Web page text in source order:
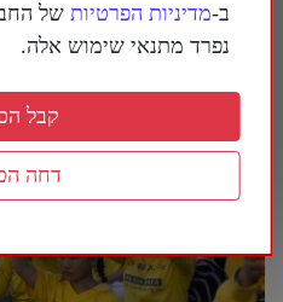
טראמפ הורה: להציב שלטי
ההיסטוריה הלאומי של
ב-מדיניות הפרטיות של
נפרד מתנאי שימוש אלה.
דחה
קבל